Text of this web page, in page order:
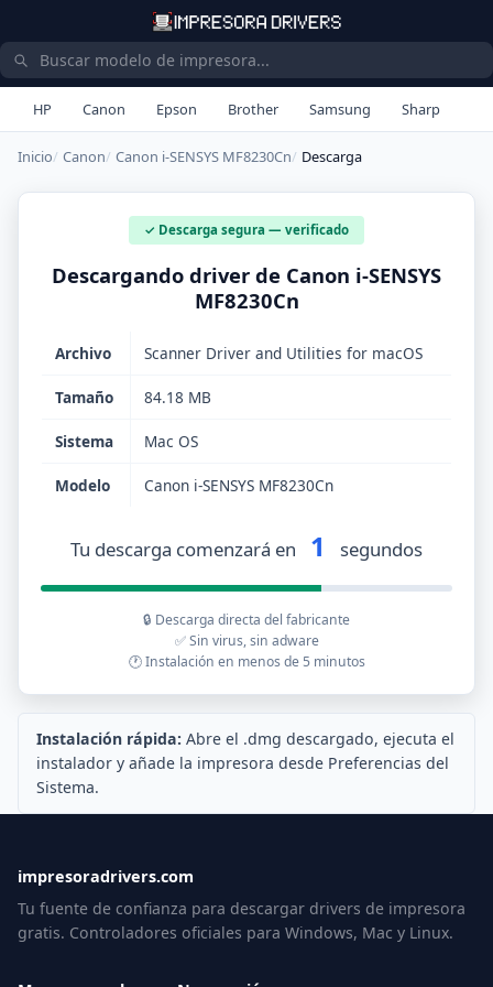
HP Canon Epson Brother Samsung Sharp
Inicio Canon Canon i-SENSYS MF8230Cn Descarga
✓ Descarga segura — verificado
Descargando driver de Canon i-SENSYS
MF8230Cn
Archivo Scanner Driver and Utilities for macOS
Tamaño 84.18 MB
Sistema Mac OS
Modelo Canon i-SENSYS MF8230Cn
Tu descarga comenzará en 1 segundos
🔒 Descarga directa del fabricante
✅ Sin virus, sin adware
🕐 Instalación en menos de 5 minutos
Instalación rápida: Abre el .dmg descargado, ejecuta el
instalador y añade la impresora desde Preferencias del
Sistema.
impresoradrivers.com
Tu fuente de confianza para descargar drivers de impresora
gratis. Controladores oficiales para Windows, Mac y Linux.